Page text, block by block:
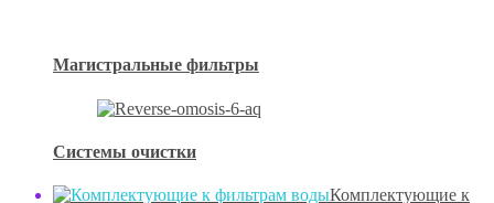
Магистральные фильтры
Системы очистки
Комплектующие к